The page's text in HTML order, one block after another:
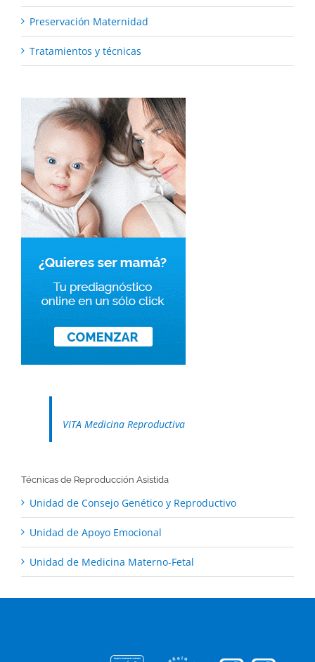
Preservación Maternidad
Tratamientos y técnicas
VITA Medicina Reproductiva
Técnicas de Reproducción Asistida
Unidad de Consejo Genético y Reproductivo
Unidad de Apoyo Emocional
Unidad de Medicina Materno-Fetal